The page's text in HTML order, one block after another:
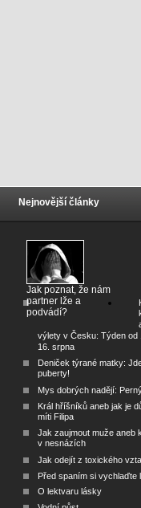
Nejnovější články
Jak poznat, že nám
partner lže a
podvádí?
výlety v Česku: Týden od
16. srpna
Deniček týrané matky:
puberty!
Mys dobrých nadějí:
Král hříšníků aneb jak je
míti Filipa
Jak zaujmout muže aneb
v nesnázích
Jak odejít z toxického
Před spaním si vychlaďte
O lektvaru lásky